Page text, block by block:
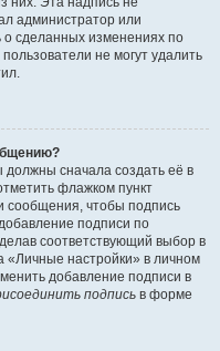
администратор или
о сделанных изменениях по
не могут удалить
сначала создать её в
флажком пункт
сообщения, чтобы подпись
подписи по
соответствующий выбор в
«Личные настройки» в личном
добавление подписи в
подпись в форме